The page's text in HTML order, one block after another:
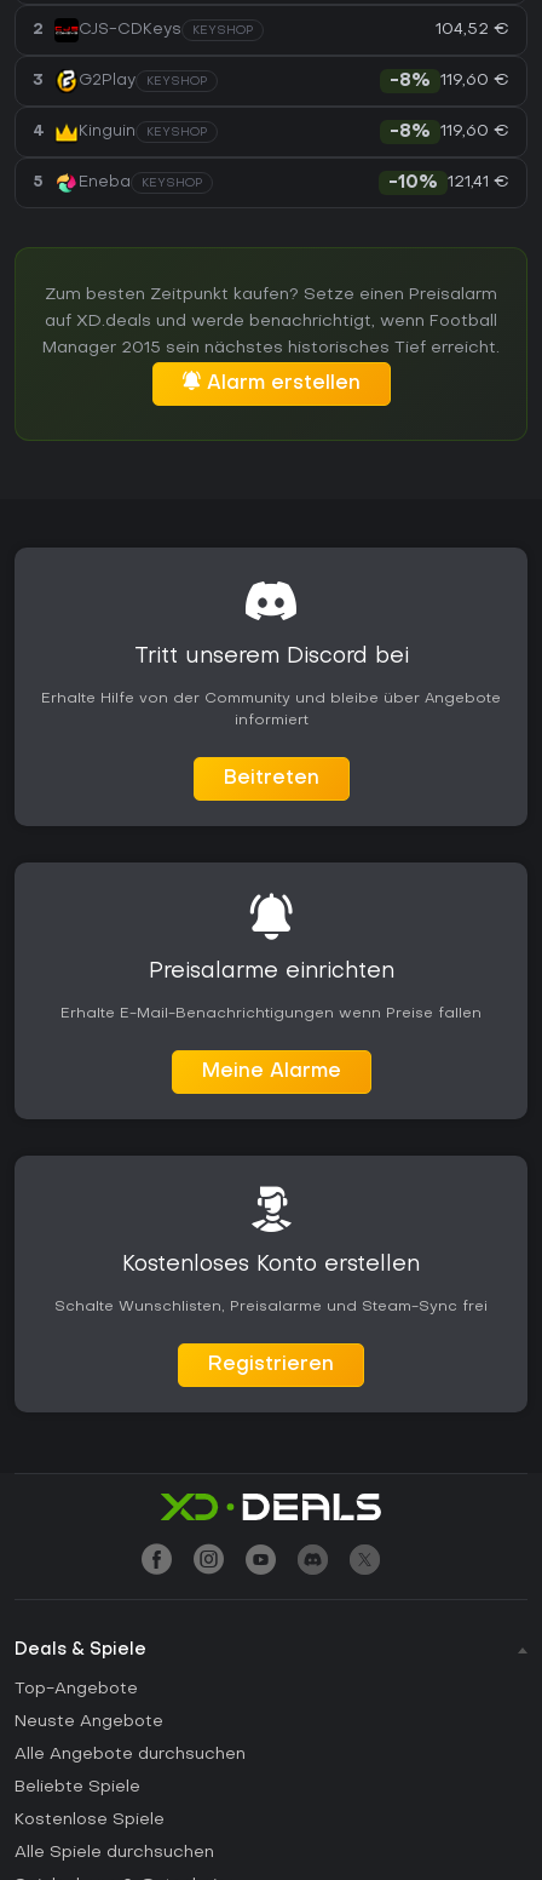
2 CJS-CDKeys KEYSHOP 104,52 €
3 G2Play KEYSHOP -8% 119,60 €
4 Kinguin KEYSHOP -8% 119,60 €
5 Eneba KEYSHOP -10% 121,41 €
Zum besten Zeitpunkt kaufen? Setze einen Preisalarm
auf XD.deals und werde benachrichtigt, wenn Football
Manager 2015 sein nächstes historisches Tief erreicht.
Alarm erstellen
Tritt unserem Discord bei
Erhalte Hilfe von der Community und bleibe über Angebote
informiert
Beitreten
Preisalarme einrichten
Erhalte E-Mail-Benachrichtigungen wenn Preise fallen
Meine Alarme
Kostenloses Konto erstellen
Schalte Wunschlisten, Preisalarme und Steam-Sync frei
Registrieren
Deals & Spiele
Top-Angebote
Neuste Angebote
Alle Angebote durchsuchen
Beliebte Spiele
Kostenlose Spiele
Alle Spiele durchsuchen